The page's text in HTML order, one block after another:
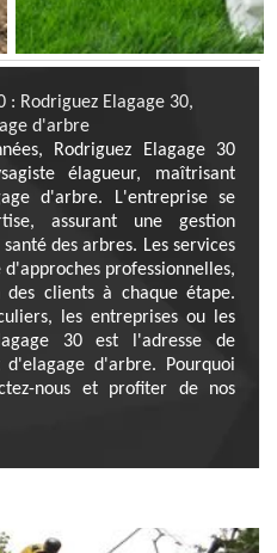
: Rodriguez Elagage 30,
d'arbre
Rodriguez Elagage 30
élagueur, maîtrisant
d'arbre. L'entreprise se
assurant une gestion
des arbres. Les services
professionnelles,
clients à chaque étape.
les entreprises ou les
30 est l'adresse de
d'arbre. Pourquoi
nous et profiter de nos